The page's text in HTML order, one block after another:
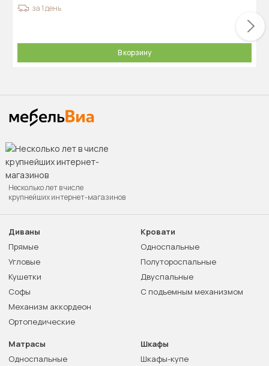
за 1 день
В корзину
Несколько лет в числе
крупнейших интернет-магазинов
Диваны
Прямые
Угловые
Кушетки
Софы
Механизм аккордеон
Ортопедические
Кровати
Односпальные
Полутороспальные
Двуспальные
С подъемным механизмом
Матрасы
Односпальные
Шкафы
Шкафы-купе